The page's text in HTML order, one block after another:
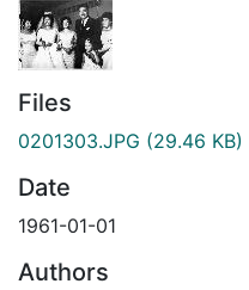
Files
0201303.JPG (29.46 KB)
Date
1961-01-01
Authors